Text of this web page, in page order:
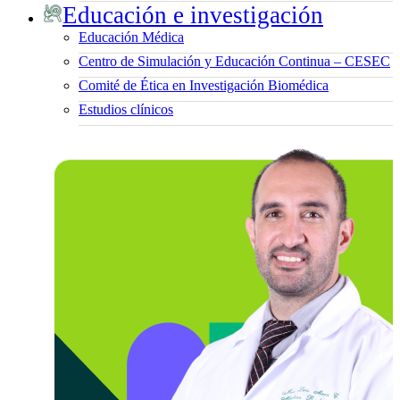
Educación e investigación
Educación Médica
Centro de Simulación y Educación Continua – CESEC
Comité de Ética en Investigación Biomédica
Estudios clínicos